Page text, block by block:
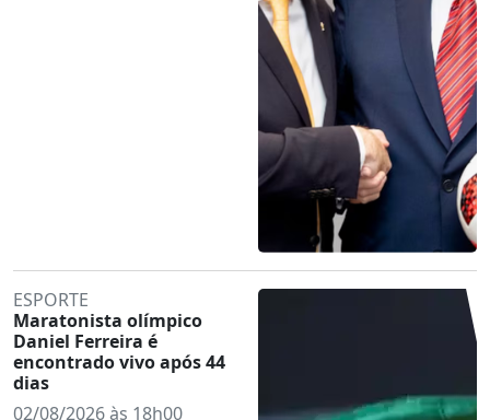
ESPORTE
Maratonista olímpico
Daniel Ferreira é
encontrado vivo após 44
dias
02/08/2026 às 18h00